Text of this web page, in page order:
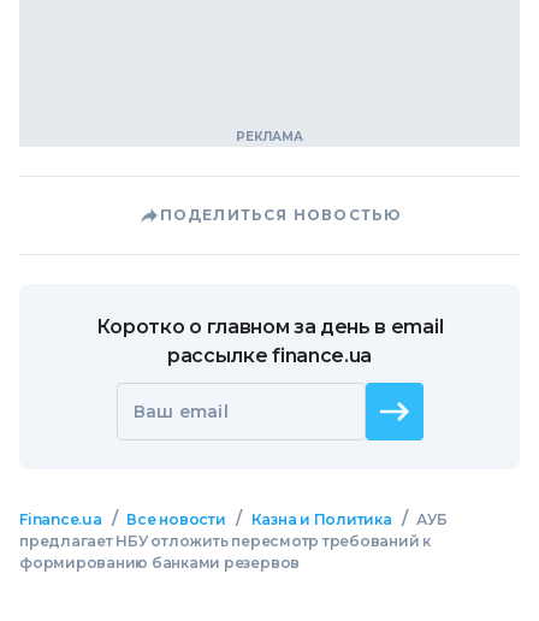
ПОДЕЛИТЬСЯ НОВОСТЬЮ
Коротко о главном за день в email
рассылке finance.ua
Ваш email
Finance.ua / Все новости / Казна и Политика / АУБ
предлагает НБУ отложить пересмотр требований к
формированию банками резервов